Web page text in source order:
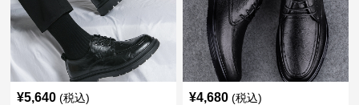
¥5,640 (税込) ¥4,680 (税込)